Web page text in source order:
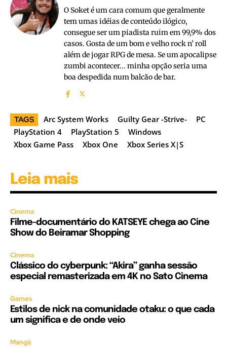
O Soket é um cara comum que geralmente
tem umas idéias de conteúdo ilógico,
consegue ser um piadista ruim em 99,9% dos
casos. Gosta de um bom e velho rock n’ roll
além de jogar RPG de mesa. Se um apocalipse
zumbi acontecer... minha opção seria uma
boa despedida num balcão de bar.
TAGS Arc System Works Guilty Gear -Strive-
PC
PlayStation 4
PlayStation 5
Windows
Xbox Game Pass
Xbox One Xbox Series X|S
Leia mais
Cinema
Filme-documentário do KATSEYE chega ao Cine
Show do Beiramar Shopping
Cinema
Clássico do cyberpunk: “Akira” ganha sessão
especial remasterizada em 4K no Sato Cinema
Games
Estilos de nick na comunidade otaku: o que cada
um significa e de onde veio
Mangá